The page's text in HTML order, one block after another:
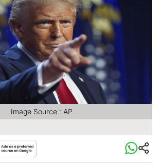
Image Source : AP